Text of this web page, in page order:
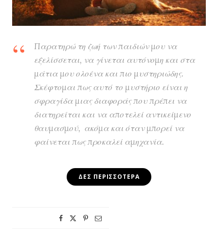
Παρατηρώ τη ζωή των παιδιών μου να
εξελίσσεται, να γίνεται αυτόνομη και στα
μάτια μου ολοένα και πιο μυστηριώδης.
Σκέφτομαι πως αυτό το μυστήριο είναι η
σφραγίδα μιας διαφοράς που πρέπει να
διατηρείται και να αποτελεί αντικείμενο
θαυμασμού, ακόμα και όταν μπορεί να
φαίνεται πως προκαλεί αμηχανία.
ΔΕΣ ΠΕΡΙΣΣΌΤΕΡΑ